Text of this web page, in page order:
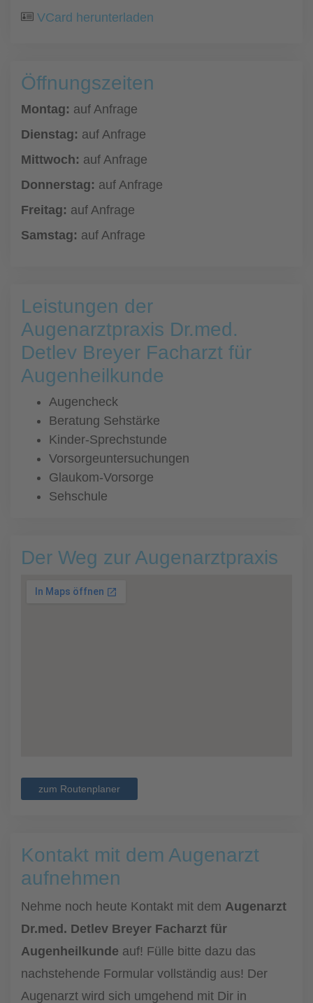
VCard herunterladen
Öffnungszeiten
Montag: auf Anfrage
Dienstag: auf Anfrage
Mittwoch: auf Anfrage
Donnerstag: auf Anfrage
Freitag: auf Anfrage
Samstag: auf Anfrage
Leistungen der
Augenarztpraxis Dr.med.
Detlev Breyer Facharzt für
Augenheilkunde
Augencheck
Beratung Sehstärke
Kinder-Sprechstunde
Vorsorgeuntersuchungen
Glaukom-Vorsorge
Sehschule
Der Weg zur Augenarztpraxis
zum Routenplaner
Kontakt mit dem Augenarzt
aufnehmen
Nehme noch heute Kontakt mit dem Augenarzt
Dr.med. Detlev Breyer Facharzt für
Augenheilkunde auf! Fülle bitte dazu das
nachstehende Formular vollständig aus! Der
Augenarzt wird sich umgehend mit Dir in